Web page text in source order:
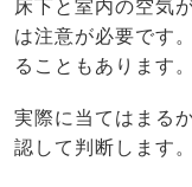
床下と室内の空気
は注意が必要です
ることもあります。
実際に当てはまる
認して判断します。